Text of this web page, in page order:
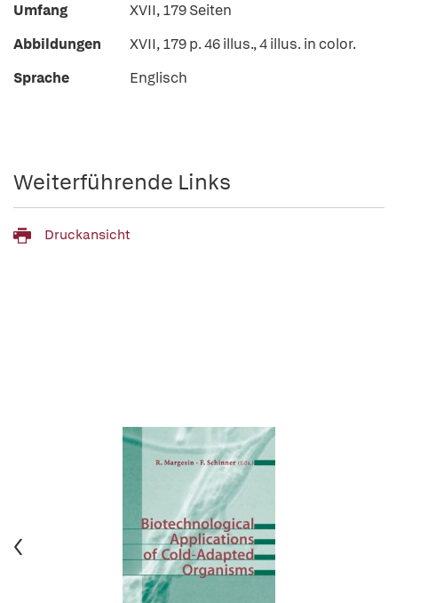
Umfang
XVII, 179 Seiten
Abbildungen
XVII, 179 p. 46 illus., 4 illus. in color.
Sprache
Englisch
Weiterführende Links
Druckansicht